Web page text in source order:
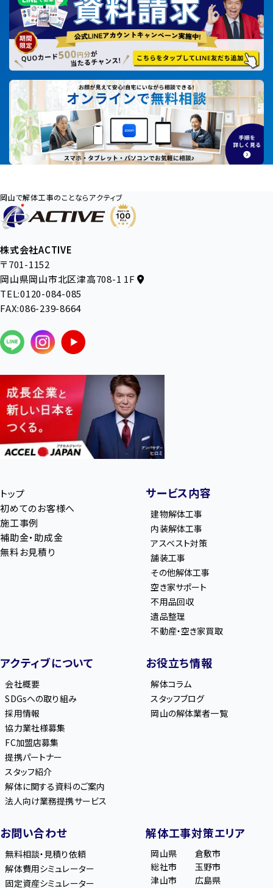
岡山で解体工事のことならアクティブ
株式会社ACTIVE
〒701-1152
岡山県岡山市北区津高708-1 1F
TEL:0120-084-085
FAX:086-239-8664
トップ
初めてのお客様へ
施工事例
補助金・助成金
無料お見積り
サービス内容
建物解体工事
内装解体工事
アスベスト対策
舗装工事
その他解体工事
空き家サポート
不用品回収
遺品整理
不動産・空き家買取
アクティブについて
会社概要
SDGsへの取り組み
採用情報
協力業社様募集
FC加盟店募集
提携パートナー
スタッフ紹介
解体に関する資料のご案内
法人向け業務提携サービス
お役立ち情報
解体コラム
スタッフブログ
岡山の解体業者一覧
お問い合わせ
無料相談・見積り依頼
解体費用シミュレーター
固定資産シミュレーター
解体工事対策エリア
岡山県
倉敷市
総社市
玉野市
津山市
広島県